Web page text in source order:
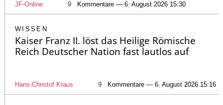
JF-Online 9 Kommentare — 6. August 2026 15:30
WISSEN
Kaiser Franz II. löst das Heilige Römische
Reich Deutscher Nation fast lautlos auf
Hans-Christof Kraus 9 Kommentare — 6. August 2026 15:16